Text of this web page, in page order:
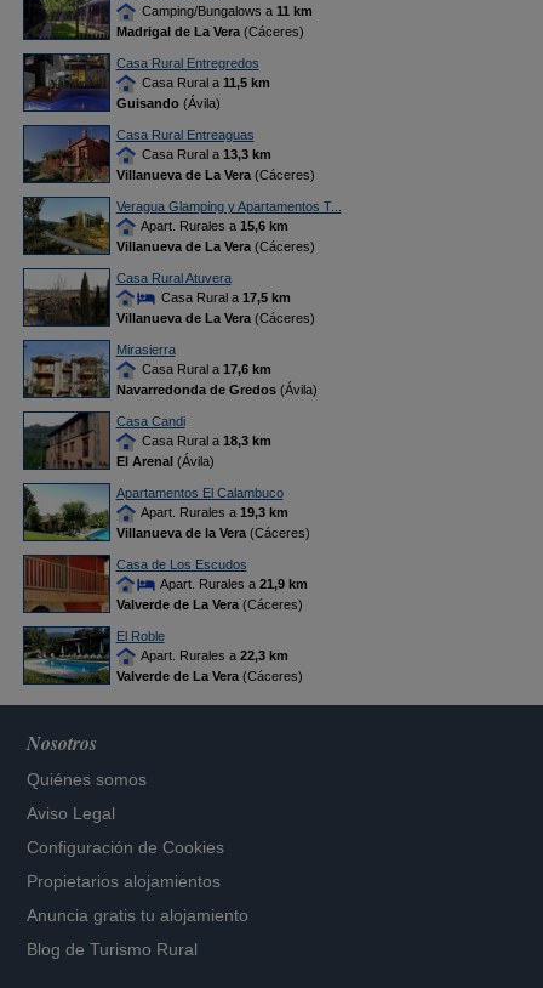
Camping/Bungalows a 11 km
Madrigal de La Vera(Cáceres)
Casa Rural Entregredos
Casa Rural a 11,5 km
Guisando(Ávila)
Casa Rural Entreaguas
Casa Rural a 13,3 km
Villanueva de La Vera(Cáceres)
Veragua Glamping y Apartamentos T...
Apart. Rurales a 15,6 km
Villanueva de La Vera(Cáceres)
Casa Rural Atuvera
Casa Rural a 17,5 km
Villanueva de La Vera(Cáceres)
Mirasierra
Casa Rural a 17,6 km
Navarredonda de Gredos(Ávila)
Casa Candi
Casa Rural a 18,3 km
El Arenal(Ávila)
Apartamentos El Calambuco
Apart. Rurales a 19,3 km
Villanueva de la Vera(Cáceres)
Casa de Los Escudos
Apart. Rurales a 21,9 km
Valverde de La Vera(Cáceres)
El Roble
Apart. Rurales a 22,3 km
Valverde de La Vera(Cáceres)
Nosotros
Quiénes somos
Aviso Legal
Configuración de Cookies
Propietarios alojamientos
Anuncia gratis tu alojamiento
Blog de Turismo Rural